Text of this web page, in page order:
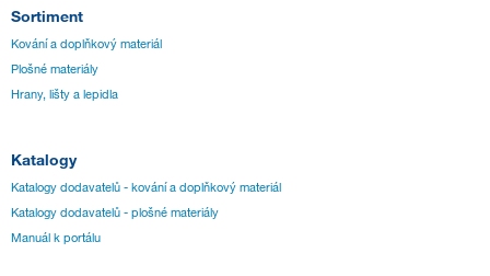
Sortiment
Kování a doplňkový materiál
Plošné materiály
Hrany, lišty a lepidla
Katalogy
Katalogy dodavatelů - kování a doplňkový materiál
Katalogy dodavatelů - plošné materiály
Manuál k portálu